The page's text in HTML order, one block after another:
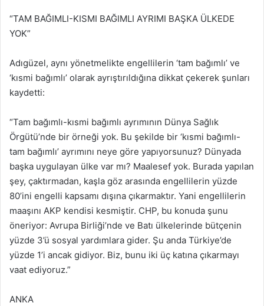
“TAM BAĞIMLI-KISMI BAĞIMLI AYRIMI BAŞKA ÜLKEDE
YOK”
Adıgüzel, aynı yönetmelikte engellilerin ‘tam bağımlı’ ve
‘kısmi bağımlı’ olarak ayrıştırıldığına dikkat çekerek şunları
kaydetti:
“Tam bağımlı-kısmi bağımlı ayrımının Dünya Sağlık
Örgütü’nde bir örneği yok. Bu şekilde bir ‘kısmi bağımlı-
tam bağımlı’ ayrımını neye göre yapıyorsunuz? Dünyada
başka uygulayan ülke var mı? Maalesef yok. Burada yapılan
şey, çaktırmadan, kaşla göz arasında engellilerin yüzde
80’ini engelli kapsamı dışına çıkarmaktır. Yani engellilerin
maaşını AKP kendisi kesmiştir. CHP, bu konuda şunu
öneriyor: Avrupa Birliği’nde ve Batı ülkelerinde bütçenin
yüzde 3’ü sosyal yardımlara gider. Şu anda Türkiye’de
yüzde 1’i ancak gidiyor. Biz, bunu iki üç katına çıkarmayı
vaat ediyoruz.”
ANKA